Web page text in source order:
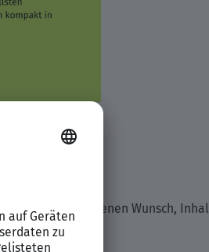
mit dem eigenen Wunsch,